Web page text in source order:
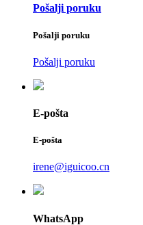
Pošalji poruku
Pošalji poruku
Pošalji poruku
E-pošta
E-pošta
irene@iguicoo.cn
WhatsApp